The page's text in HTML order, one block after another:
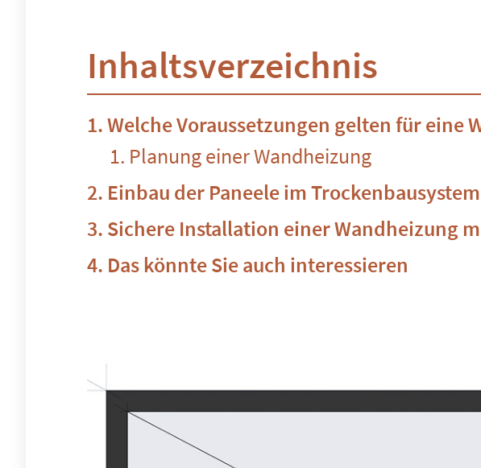
Inhaltsverzeichnis
Welche Voraussetzungen gelten für eine
Planung einer Wandheizung
Einbau der Paneele im Trockenbausystem
Sichere Installation einer Wandheizung
Das könnte Sie auch interessieren